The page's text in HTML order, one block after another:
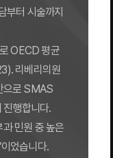
부터 시술까지
OECD 평균
리베리의원
으로 SMAS
진행합니다.
민원 중 높은
었습니다.